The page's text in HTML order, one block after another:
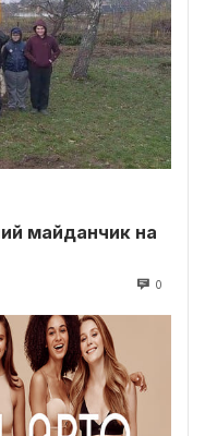
майданчик на
0